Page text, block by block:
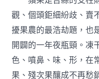
觀、個頭鉅細紛歧、賣
擾果農的最浩劫題，也
開闢的一年夜瓶頸。凍
色、噴鼻、味、形，在
果、殘次果釀成不再愁